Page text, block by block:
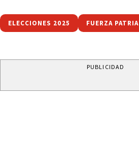
ELECCIONES 2025 FUERZA PATRIA
PUBLICIDAD